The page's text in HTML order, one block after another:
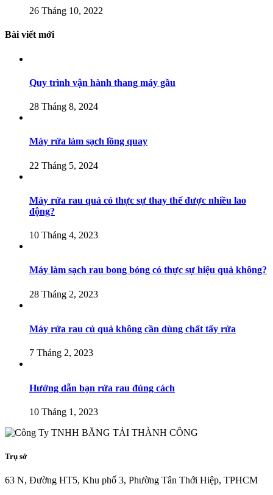
26 Tháng 10, 2022
Bài viết mới
Quy trình vận hành thang máy gầu
28 Tháng 8, 2024
Máy rửa làm sạch lồng quay
22 Tháng 5, 2024
Máy rửa rau quả có thực sự thay thế được nhiều lao
động?
10 Tháng 4, 2023
Máy làm sạch rau bong bóng có thực sự hiệu quả không?
28 Tháng 2, 2023
Máy rửa rau củ quả không cần dùng chất tẩy rửa
7 Tháng 2, 2023
Hướng dẫn bạn rửa rau đúng cách
10 Tháng 1, 2023
Trụ sở
63 N, Đường HT5, Khu phố 3, Phường Tân Thới Hiệp, TPHCM